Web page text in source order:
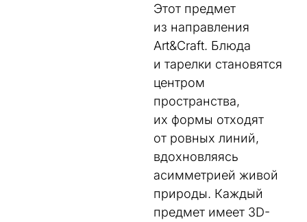
Этот предмет
из направления
Art&Craft. Блюда
и тарелки становятся
центром
пространства,
их формы отходят
от ровных линий,
вдохновляясь
асимметрией живой
природы. Каждый
предмет имеет 3D-